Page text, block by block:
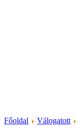
Főoldal Válogatott